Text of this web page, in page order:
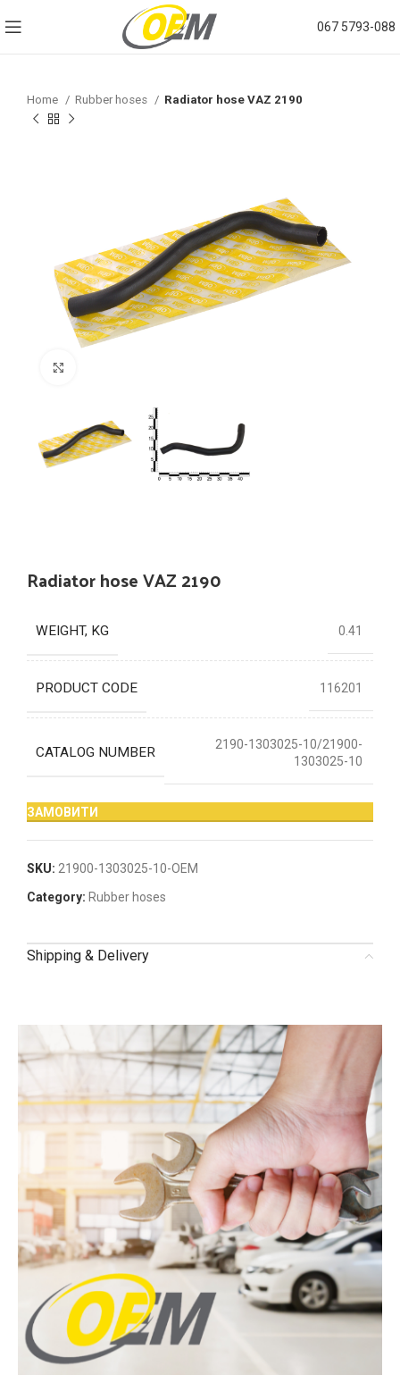
067 5793-088
Home Rubber hoses Radiator hose VAZ 2190
Radiator hose VAZ 2190
WEIGHT, KG 0.41
PRODUCT CODE 116201
CATALOG NUMBER
2190-1303025-10/21900-
1303025-10
ЗАМОВИТИ
SKU: 21900-1303025-10-OEM
Category: Rubber hoses
Shipping & Delivery